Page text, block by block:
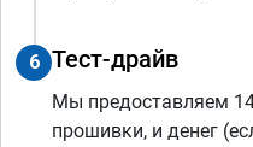
6 Тест-драйв
Мы предоставляем
прошивки, и денег